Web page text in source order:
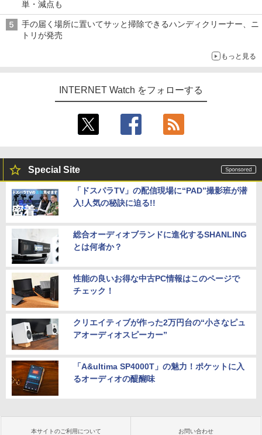
単・減点も
手の届く場所に置いてサッと掃除できるハンディクリーナー、ニ
トリが発売
もっと見る
INTERNET Watch をフォローする
Special Site
「ドスパラTV」の配信現場に“PAD”撮影班が潜
入!人気の秘訣に迫る!!
総合オーディオブランドに進化するSHANLING
とは何者か？
性能の良いお得な中古PC情報はこのページで
チェック！
クリエイティブが作った2万円台の“小さなピュ
アオーディオスピーカー”
「A&ultima SP4000T」の魅力！ポケットに入
るオーディオの醍醐味
本サイトのご利用について お問い合わせ